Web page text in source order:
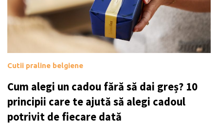
Cutii praline belgiene
Cum alegi un cadou fără să dai greș? 10
principii care te ajută să alegi cadoul
potrivit de fiecare dată